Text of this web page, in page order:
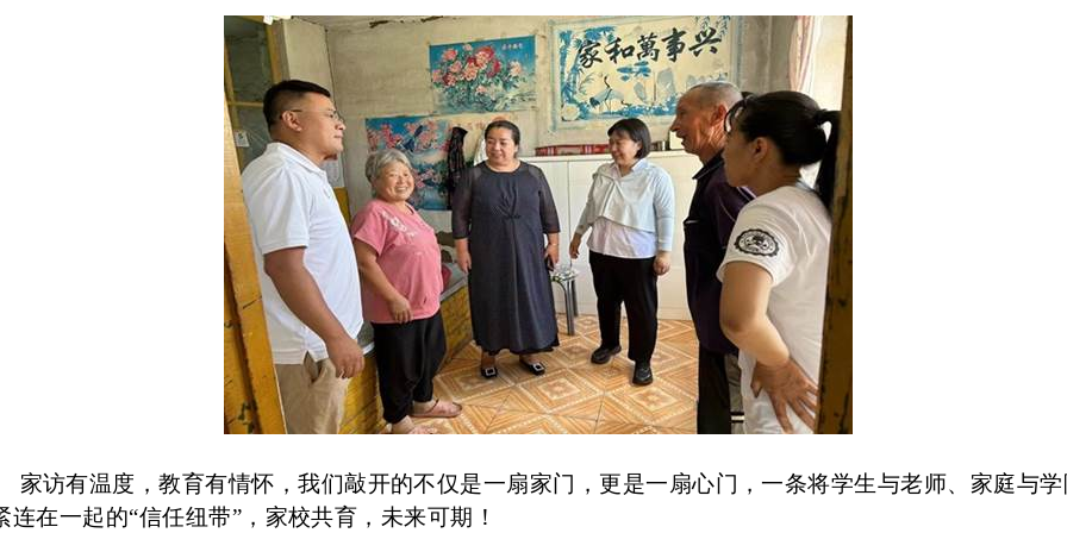
家访有温度，教育有情怀，我们敲开的不仅是一扇家门，更是一扇心门，一条将学生与老师、家庭与
连在一起的“信任纽带”，家校共育，未来可期！